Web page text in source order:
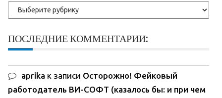
Рубрики
ПОСЛЕДНИЕ КОММЕНТАРИИ:
aprika к записи Осторожно! Фейковый
работодатель ВИ-СОФТ (казалось бы: и при чем